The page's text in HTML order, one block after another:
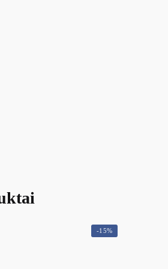
-15%